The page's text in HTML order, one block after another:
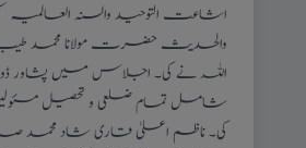
اشاعت التوحید والسنہ
والحدیث حضرت مولانا محمد
اللہ نے کی۔ اجلاس میں پشاور
شامل تمام ضلعی و تحصیل
کی۔ ناظم اعلیٰ قاری شاد محمد